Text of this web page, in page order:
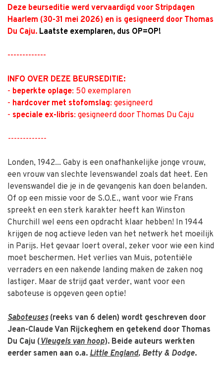
Deze beurseditie werd vervaardigd voor Stripdagen
Haarlem (30-31 mei 2026) en is gesigneerd door Thomas
Du Caju. Laatste exemplaren, dus OP=OP!
-------------
INFO OVER DEZE BEURSEDITIE:
- beperkte oplage: 50 exemplaren
- hardcover met stofomslag: gesigneerd
- speciale ex-libris: gesigneerd door Thomas Du Caju
-------------
Londen, 1942... Gaby is een onafhankelijke jonge vrouw,
een vrouw van slechte levenswandel zoals dat heet. Een
levenswandel die je in de gevangenis kan doen belanden.
Of op een missie voor de S.O.E., want voor wie Frans
spreekt en een sterk karakter heeft kan Winston
Churchill wel eens een opdracht klaar hebben! In 1944
krijgen de nog actieve leden van het netwerk het moeilijk
in Parijs. Het gevaar loert overal, zeker voor wie een kind
moet beschermen. Het verlies van Muis, potentiële
verraders en een nakende landing maken de zaken nog
lastiger. Maar de strijd gaat verder, want voor een
saboteuse is opgeven geen optie!
Saboteuses(reeks van 6 delen) wordt geschreven door
Jean-Claude Van Rijckeghem en getekend door Thomas
Du Caju (Vleugels van hoop). Beide auteurs werkten
eerder samen aan o.a. Little England, Betty & Dodge.